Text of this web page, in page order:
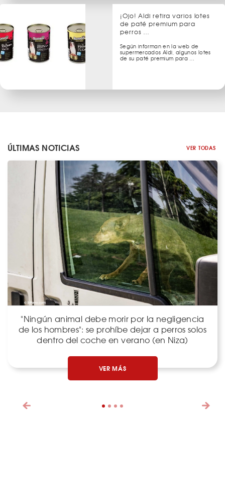
¡Ojo! Aldi retira varios lotes
de paté premium para
perros …
Según informan en la web de
supermercados Aldi, algunos lotes
de su paté premium para …
ÚLTIMAS NOTICIAS VER TODAS
"Ningún animal debe morir por la negligencia
de los hombres": se prohíbe dejar a perros solos
dentro del coche en verano (en Niza)
VER MÁS